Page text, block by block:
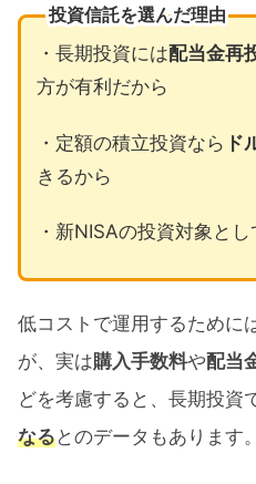
投資信託を選んだ理由
・長期投資には配当金再
方が有利だから
・定額の積立投資なら ド
きるから
・新NISAの投資対象とし
低コストで運用するために
が、実は購入手数料や配当
どを考慮すると、長期投資
なるとのデータもあります。